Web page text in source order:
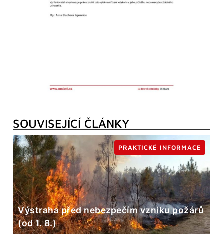
SOUVISEJÍCÍ ČLÁNKY
Výstraha před nebezpečím vzniku požárů
(od 1. 8.)
PRAKTICKÉ INFORMACE